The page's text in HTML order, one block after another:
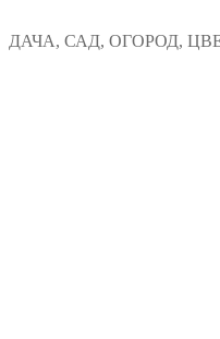
к
ДАЧА, САД, ОГОРОД,